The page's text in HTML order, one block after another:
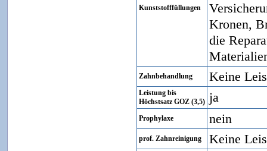
Kunststofffüllungen
Kronen,
die
Zahnbehandlung Keine
Leistung bis
Höchstsatz GOZ (3,5) ja
Prophylaxe nein
prof. Zahnreinigung Keine